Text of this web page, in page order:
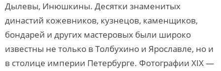
Дылевы, Инюшкины. Десятки знаменитых
династий кожевников, кузнецов, каменщиков,
бондарей и других мастеровых были широко
известны не только в Толбухино и Ярославле, но и
в столице империи Петербурге. Фотографии XIX —